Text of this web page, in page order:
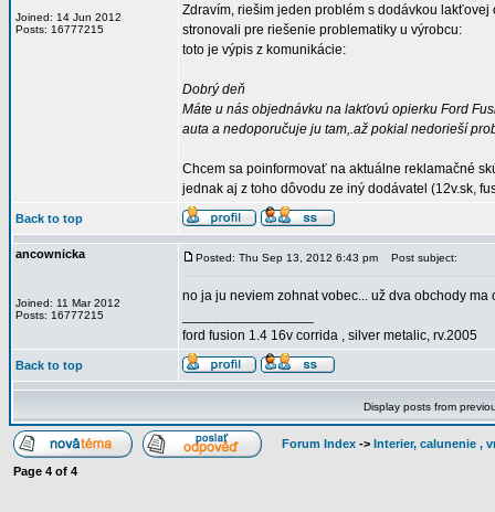
Joined: 14 Jun 2012
Posts: 16777215
Zdravím, riešim jeden problém s dodávkou
stronovali pre riešenie problematiky u výrobcu:
toto je výpis z komunikácie:
Dobrý deň
Máte u nás objednávku na lakťovú opierku Ford
auta a nedoporučuje ju tam,.až pokial nedorieší
Chcem sa poinformovať na aktuálne reklamačné
jednak aj z toho dôvodu ze iný dodávatel (12v.sk,
Back to top
ancownicka
Joined: 11 Mar 2012
Posts: 16777215
Posted: Thu Sep 13, 2012 6:43 pm Post subject:
no ja ju neviem zohnat vobec... už dva obchody
ford fusion 1.4 16v corrida , silver metalic, rv.2005
Back to top
Display posts from
Forum Index -> Interier, calunenie ,
Page 4 of 4